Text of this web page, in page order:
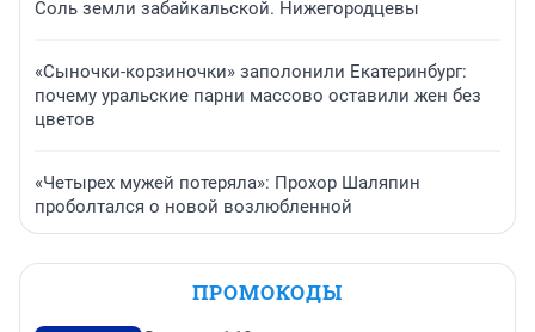
Соль земли забайкальской. Нижегородцевы
«Сыночки-корзиночки» заполонили Екатеринбург:
почему уральские парни массово оставили жен без
цветов
«Четырех мужей потеряла»: Прохор Шаляпин
проболтался о новой возлюбленной
ПРОМОКОДЫ